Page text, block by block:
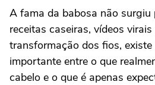
A fama da babosa não surgiu
receitas caseiras, vídeos
transformação dos fios,
importante entre o que
cabelo e o que é apenas